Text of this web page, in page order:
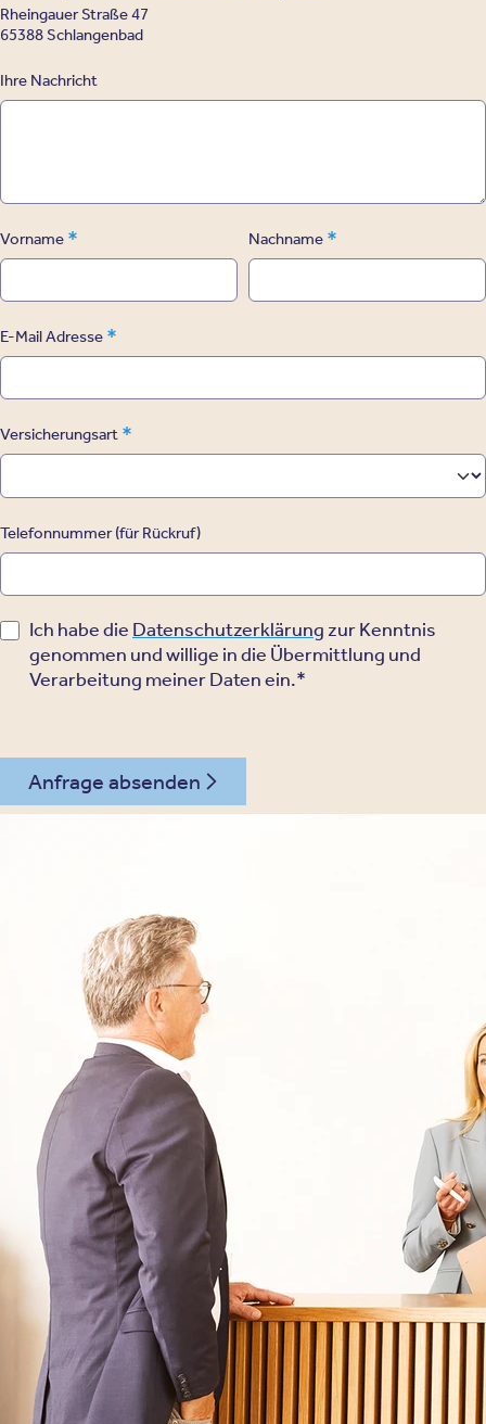
Rheingauer Straße 47
65388 Schlangenbad
Ihre Nachricht
Vorname * Nachname *
E-Mail Adresse *
Versicherungsart *
Telefonnummer (für Rückruf)
Ich habe die Datenschutzerklärung zur Kenntnis
genommen und willige in die Übermittlung und
Verarbeitung meiner Daten ein.*
Anfrage absenden
Informationen
Für Patienten
Für Zuweiser
Für Angehörige
Über Oberberg
Kliniken für Kinder & Jugendlichen
Krankheitsbilder & Therapien
Behandlungsfelder
Therapien
Symptome & Beschwerden
Selbsttests
Presse
Bewertungen
Karriere
Unternehmensfakten